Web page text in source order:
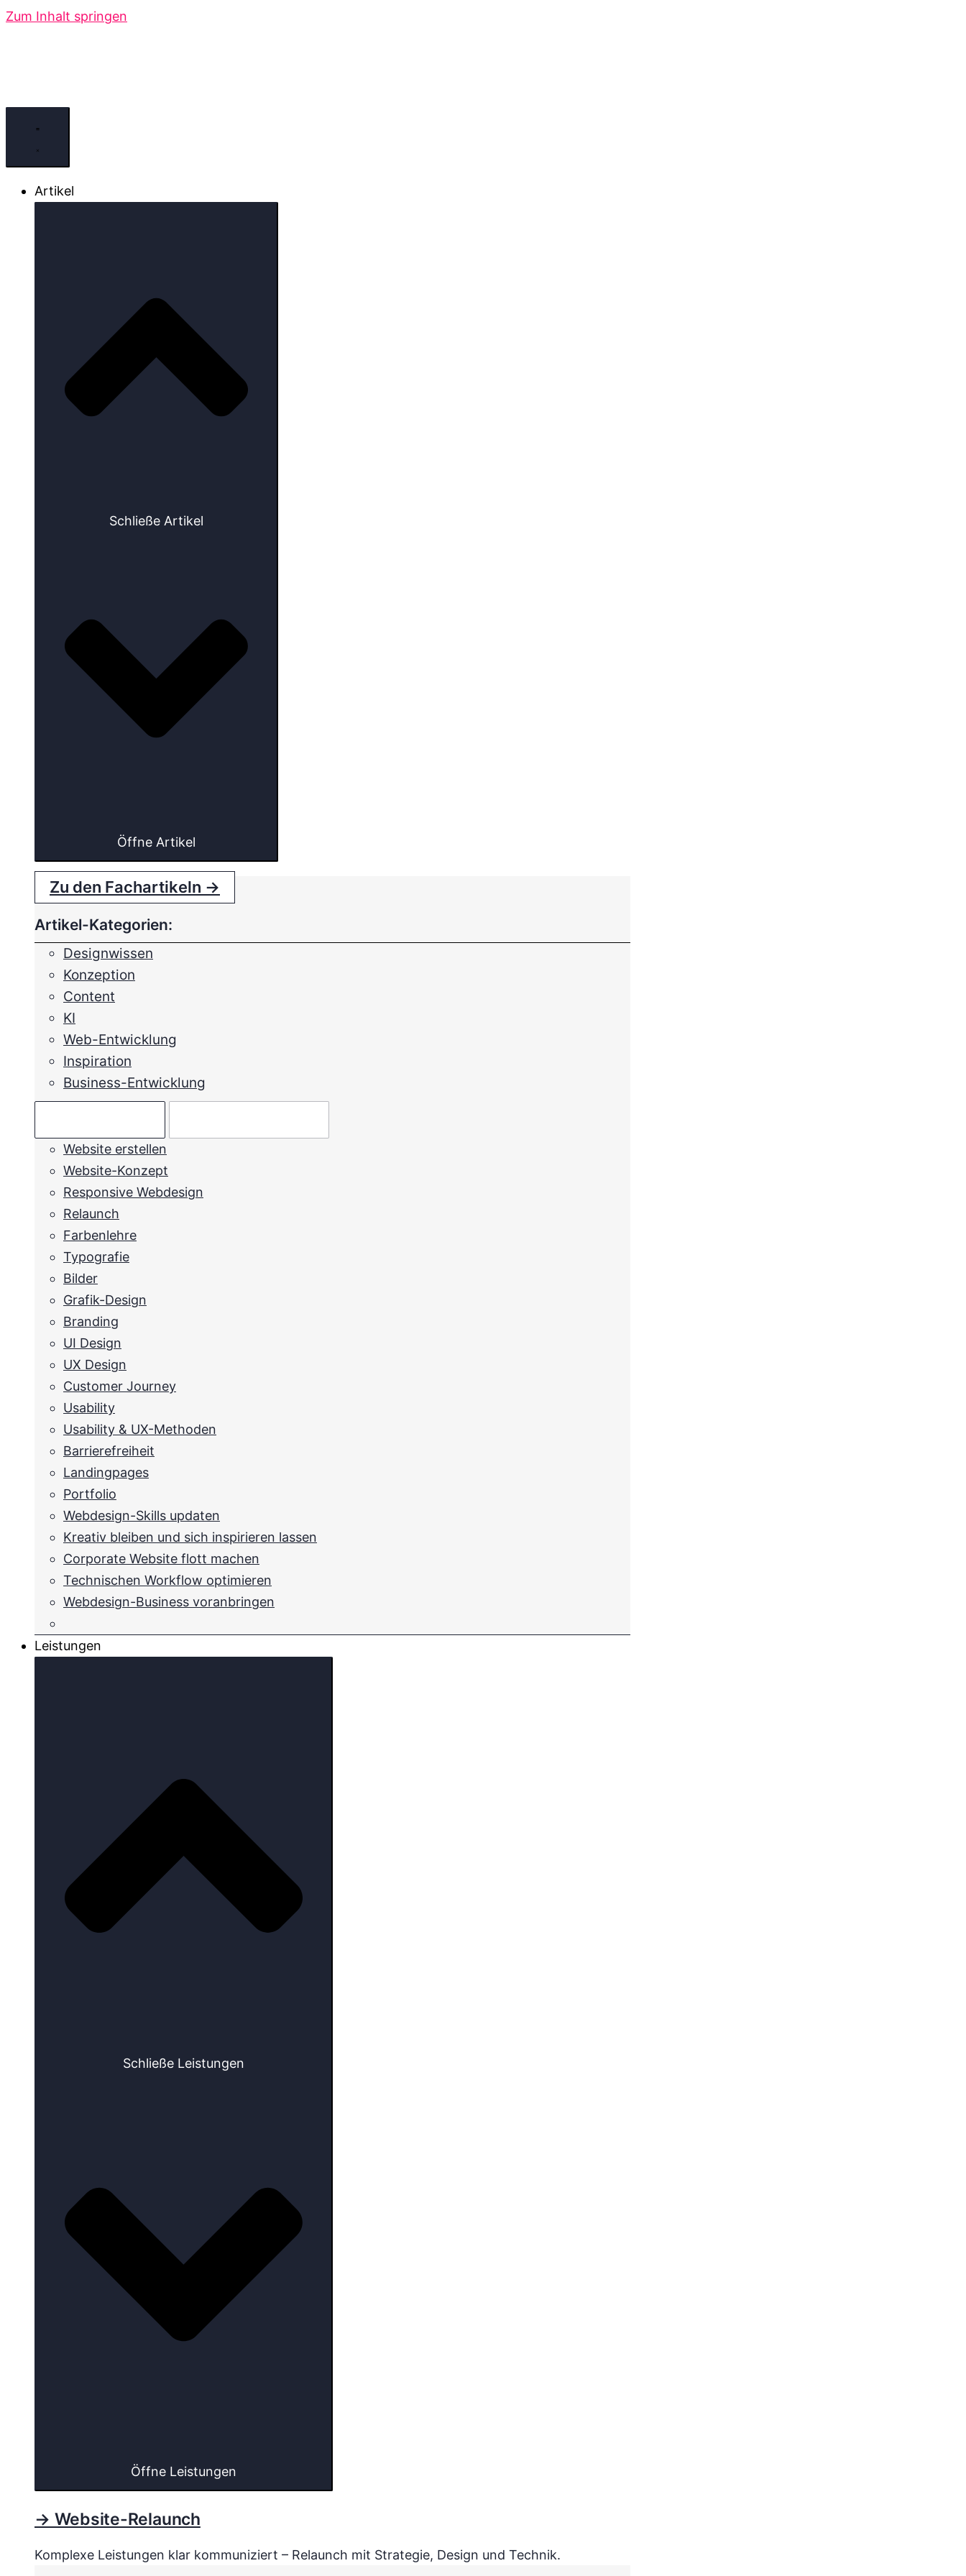
Zum Inhalt springen
Artikel
Schließe Artikel
Öffne Artikel
Zu den Fachartikeln →
Artikel-Kategorien:
Designwissen
Konzeption
Content
KI
Web-Entwicklung
Inspiration
Business-Entwicklung
Website erstellen
Website-Konzept
Responsive Webdesign
Relaunch
Farbenlehre
Typografie
Bilder
Grafik-Design
Branding
UI Design
UX Design
Customer Journey
Usability
Usability & UX-Methoden
Barrierefreiheit
Landingpages
Portfolio
Webdesign-Skills updaten
Kreativ bleiben und sich inspirieren lassen
Corporate Website flott machen
Technischen Workflow optimieren
Webdesign-Business voranbringen
Leistungen
Schließe Leistungen
Öffne Leistungen
→ Website-Relaunch
Komplexe Leistungen klar kommuniziert – Relaunch mit Strategie, Design und Technik.